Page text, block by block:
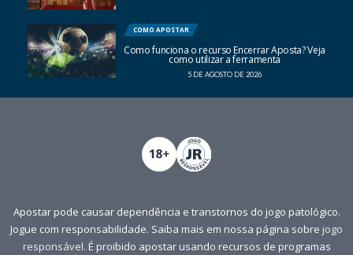
COMO APOSTAR
Como funciona o recurso Encerrar Aposta? Veja
como utilizar a ferramenta
5 DE AGOSTO DE 2026
Apostar pode causar dependência e transtornos do jogo patológico.
Jogue com responsabilidade. Saiba mais em nossa página sobre jogo
responsável. É proibido apostar usando recursos de programas